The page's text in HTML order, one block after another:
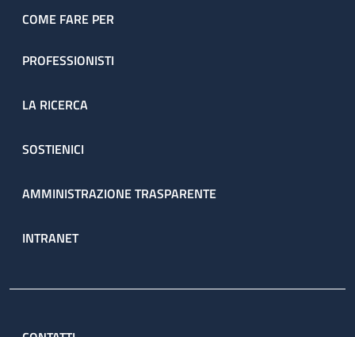
COME FARE PER
PROFESSIONISTI
LA RICERCA
SOSTIENICI
AMMINISTRAZIONE TRASPARENTE
INTRANET